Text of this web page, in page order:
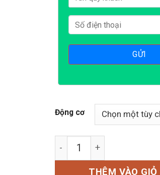
Động cơ
Máy ép cám viên S250-
THÊM VÀO GIỎ